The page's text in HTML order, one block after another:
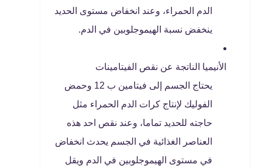
الدم الحمراء، وعند انخفاض مستوى الحديد
ينخفض نسبة الهيموجلوبين في الدم.
الأنيميا الناتجة عن نقص الفيتامينات
يحتاج الجسم إلى فيتامين ب 12 وحمض
الفوليك لإنتاج كرات الدم الحمراء مثل
حاجته للحديد تماما، وعند نقص احد هذه
العناصر الغذائية في الجسم يحدث انخفاض
في مستوى الهيموجلوبين في الدم ويقل